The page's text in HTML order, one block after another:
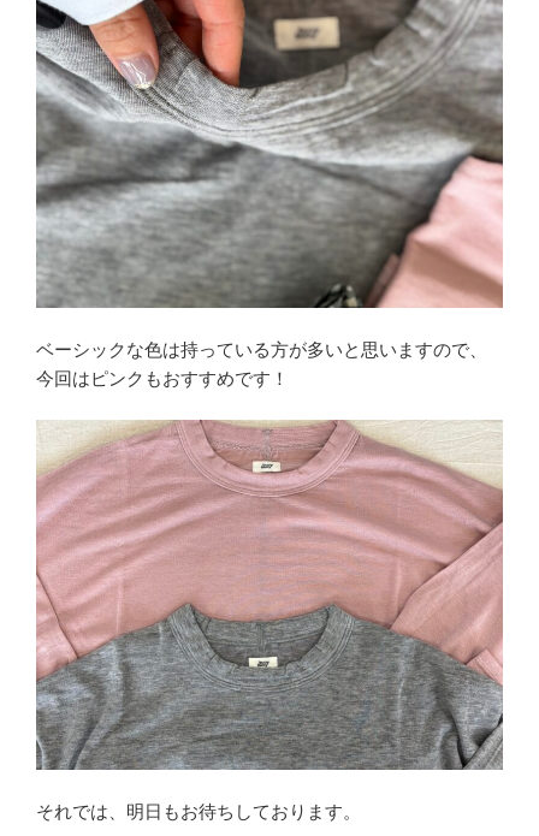
ベーシックな色は持っている方が多いと思いますので、
今回はピンクもおすすめです！
それでは、明日もお待ちしております。